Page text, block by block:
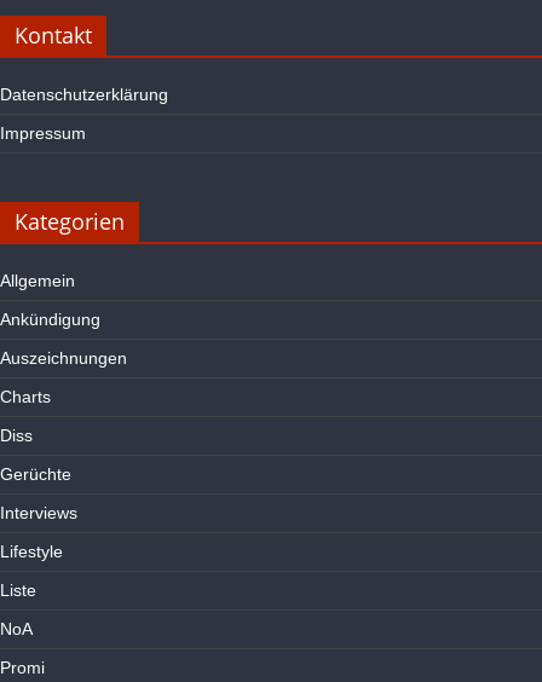
Kontakt
Datenschutzerklärung
Impressum
Kategorien
Allgemein
Ankündigung
Auszeichnungen
Charts
Diss
Gerüchte
Interviews
Lifestyle
Liste
NoA
Promi